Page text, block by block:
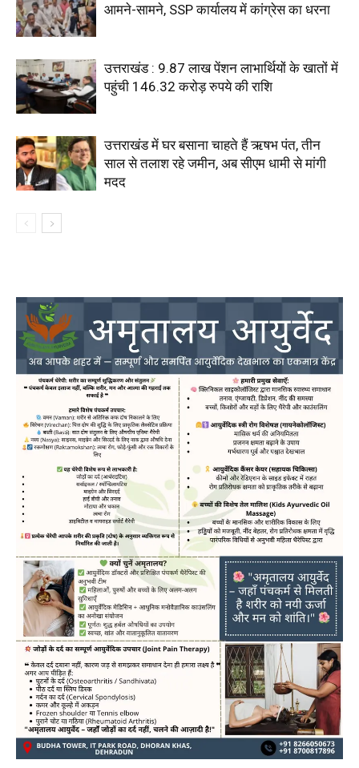
आमने-सामने, SSP कार्यालय में कांग्रेस का धरना
उत्तराखंड : 9.87 लाख पेंशन लाभार्थियों के खातों में
पहुंची 146.32 करोड़ रुपये की राशि
उत्तराखंड में घर बसाना चाहते हैं ऋषभ पंत, तीन
साल से तलाश रहे जमीन, अब सीएम धामी से मांगी
मदद